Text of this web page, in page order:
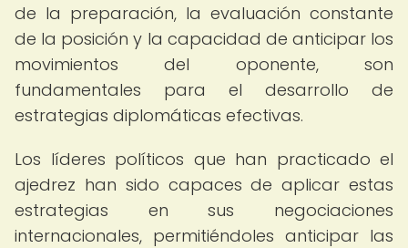
de la preparación, la evaluación constante
de la posición y la capacidad de anticipar los
movimientos del oponente, son
fundamentales para el desarrollo de
estrategias diplomáticas efectivas.
Los líderes políticos que han practicado el
ajedrez han sido capaces de aplicar estas
estrategias en sus negociaciones
internacionales, permitiéndoles anticipar las